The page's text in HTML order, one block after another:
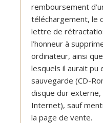
remboursement
téléchargement, le
lettre de
l’honneur à
ordinateur, ainsi
lesquels il aurait pu
sauvegarde (CD-
disque dur
Internet), sauf
la page de vente.